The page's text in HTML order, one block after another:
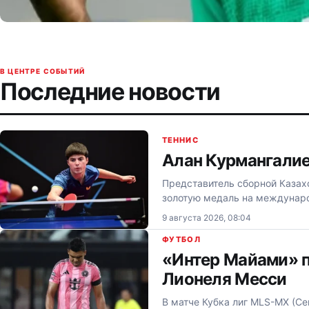
В ЦЕНТРЕ СОБЫТИЙ
Последние новости
ТЕННИС
Алан
Представитель сборной
золотую медаль на
9 августа 2026, 08:04
ФУТБОЛ
«Интер Майами»
Лионеля Месси
В матче Кубка лиг MLS-MX